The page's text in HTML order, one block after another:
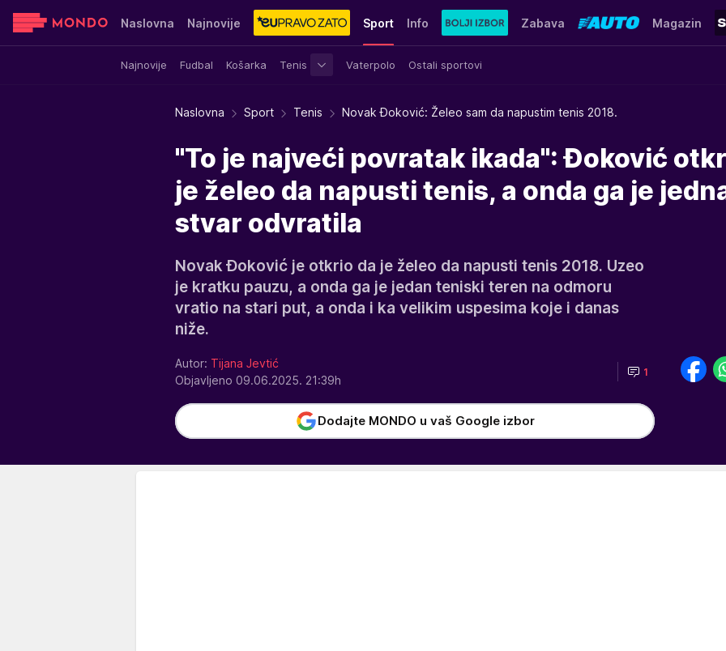
Naslovna Najnovije Sport
Najnovije Fudbal Košarka Tenis Vaterpolo Ostali sportovi
Info Zabava Magazin
Sensa Stvar ukusa Yumama
Naslovna Sport Tenis Novak Đoković: Želeo sam da napustim tenis 2018.
"To je najveći povratak ikada": Đoković
je želeo da napusti tenis, a onda ga je
stvar odvratila
Novak Đoković je otkrio da je želeo da napusti tenis 2018. Uzeo
je kratku pauzu, a onda ga je jedan teniski teren na odmoru
vratio na stari put, a onda i ka velikim uspesima koje i danas
niže.
Autor: Tijana Jevtić
Objavljeno 09.06.2025. 21:39h
1
Dodajte MONDO u vaš Google izbor